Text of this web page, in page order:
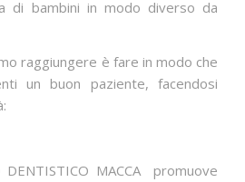
di bambini in modo diverso da
raggiungere è fare in modo che
un buon paziente, facendosi
MACCA promuove